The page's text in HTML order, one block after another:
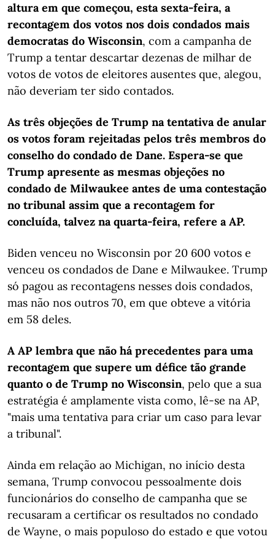
altura em que começou, esta sexta-feira, a
recontagem dos votos nos dois condados mais
democratas do Wisconsin, com a campanha de
Trump a tentar descartar dezenas de milhar de
votos de votos de eleitores ausentes que, alegou,
não deveriam ter sido contados.
As três objeções de Trump na tentativa de anular
os votos foram rejeitadas pelos três membros do
conselho do condado de Dane. Espera-se que
Trump apresente as mesmas objeções no
condado de Milwaukee antes de uma contestação
no tribunal assim que a recontagem for
concluída, talvez na quarta-feira, refere a AP.
Biden venceu no Wisconsin por 20 600 votos e
venceu os condados de Dane e Milwaukee. Trump
só pagou as recontagens nesses dois condados,
mas não nos outros 70, em que obteve a vitória
em 58 deles.
A AP lembra que não há precedentes para uma
recontagem que supere um défice tão grande
quanto o de Trump no Wisconsin, pelo que a sua
estratégia é amplamente vista como, lê-se na AP,
"mais uma tentativa para criar um caso para levar
a tribunal".
Ainda em relação ao Michigan, no início desta
semana, Trump convocou pessoalmente dois
funcionários do conselho de campanha que se
recusaram a certificar os resultados no condado
de Wayne, o mais populoso do estado e que votou